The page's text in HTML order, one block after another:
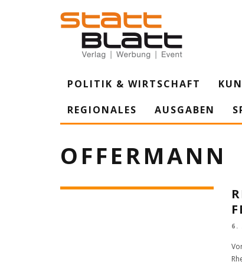
POLITIK & WIRTSCHAFT
REGIONALES
AUSGABEN
OFFERMANN
6.